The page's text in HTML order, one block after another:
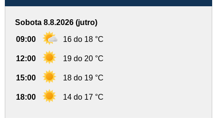
Sobota 8.8.2026 (jutro)
09:00 16 do 18 °C
12:00 19 do 20 °C
15:00 18 do 19 °C
18:00 14 do 17 °C